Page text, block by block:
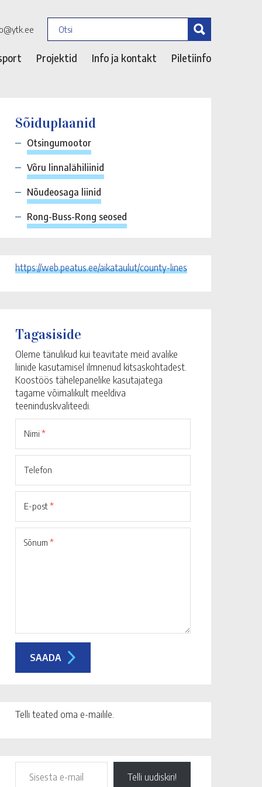
Projektid Info ja kontakt Piletiinfo
Sõiduplaanid
Otsingumootor
Võru linnalähiliinid
Nõudeosaga liinid
Rong-Buss-Rong seosed
https://web.peatus.ee/aikataulut/county-lines
Tagasiside
Oleme tänulikud kui teavitate meid avalike
liinide kasutamisel ilmnenud kitsaskohtadest.
Koostöös tähelepanelike kasutajatega
tagame võimalikult meeldiva
teeninduskvaliteedi.
Nimi *
Telefon
E-post*
Sõnum *
Telli teated oma e-mailile.
Telli uudiskiri!